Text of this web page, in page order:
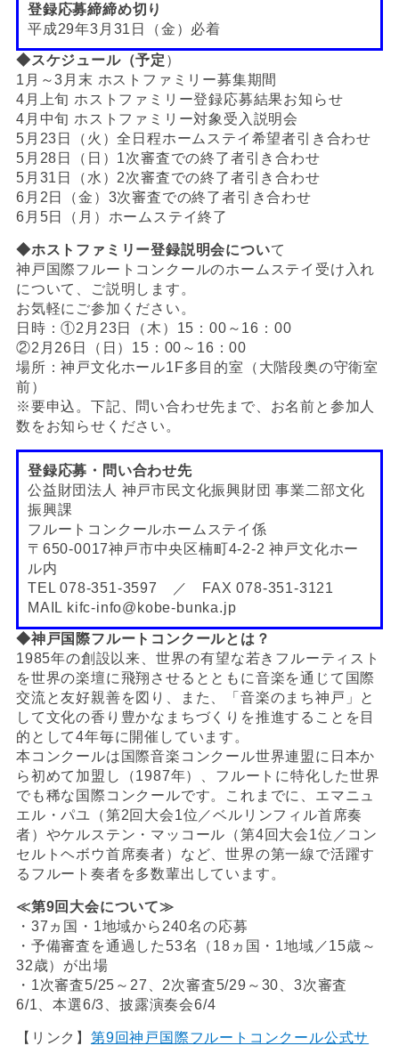
登録応募締締め切り
平成29年3月31日（金）必着
◆スケジュール（予定 ）
1月～3月末 ホストファミリー募集期間
4月上旬 ホストファミリー登録応募結果お知らせ
4月中旬 ホストファミリー対象受入説明会
5月23日（火）全日程ホームステイ希望者引き合わせ
5月28日（日）1次審査での終了者引き合わせ
5月31日（水）2次審査での終了者引き合わせ
6月2日（金）3次審査での終了者引き合わせ
6月5日（月）ホームステイ終了
◆ホストファミリー登録説明会について
神戸国際フルートコンクールのホームステイ受け入れ
について、ご説明します。
お気軽にご参加ください。
日時：①2月23日（木）15：00～16：00
②2月26日（日）15：00～16：00
場所：神戸文化ホール1F多目的室（大階段奥の守衛室
前）
※要申込。下記、問い合わせ先まで、お名前と参加人
数をお知らせください。
登録応募・問い合わせ先
公益財団法人 神戸市民文化振興財団 事業二部文化
振興課
フルートコンクールホームステイ係
〒650-0017神戸市中央区楠町4-2-2 神戸文化ホー
ル内
TEL 078-351-3597 ／ FAX 078-351-3121
MAIL kifc-info@kobe-bunka.jp
◆神戸国際フルートコンクールとは？
1985年の創設以来、世界の有望な若きフルーティスト
を世界の楽壇に飛翔させるとともに音楽を通じて国際
交流と友好親善を図り、また、「音楽のまち神戸」と
して文化の香り豊かなまちづくりを推進することを目
的として4年毎に開催しています。
本コンクールは国際音楽コンクール世界連盟に日本か
ら初めて加盟し（1987年）、フルートに特化した世界
でも稀な国際コンクールです。これまでに、エマニュ
エル・パユ（第2回大会1位／ベルリンフィル首席奏
者）やケルステン・マッコール（第4回大会1位／コン
セルトヘボウ首席奏者）など、世界の第一線で活躍す
るフルート奏者を多数輩出しています。
≪第9回大会について≫
・37ヵ国・1地域から240名の応募
・予備審査を通過した53名（18ヵ国・1地域／15歳～
32歳）が出場
・1次審査5/25～27、2次審査5/29～30、3次審査
6/1、本選6/3、披露演奏会6/4
【リンク】 第9回神戸国際フルートコンクール公式サ